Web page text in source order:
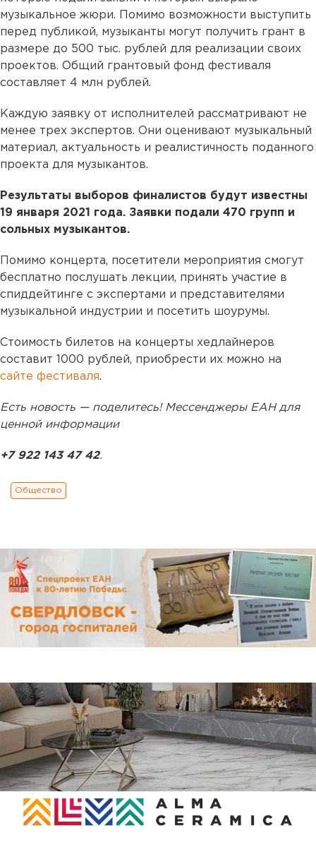
музыкальное жюри. Помимо возможности выступить
перед публикой, музыканты могут получить грант в
размере до 500 тыс. рублей для реализации своих
проектов. Общий грантовый фонд фестиваля
составляет 4 млн рублей.
Каждую заявку от исполнителей рассматривают не
менее трех экспертов. Они оценивают музыкальный
материал, актуальность и реалистичность поданного
проекта для музыкантов.
Результаты выборов финалистов будут известны
19 января 2021 года. Заявки подали 470 групп и
сольных музыкантов.
Помимо концерта, посетители мероприятия смогут
бесплатно послушать лекции, принять участие в
спиддейтинге с экспертами и представителями
музыкальной индустрии и посетить шоурумы.
Стоимость билетов на концерты хедлайнеров
составит 1000 рублей, приобрести их можно на
сайте фестиваля.
Есть новость — поделитесь! Мессенджеры ЕАН для
ценной информации
+7 922 143 47 42.
Общество